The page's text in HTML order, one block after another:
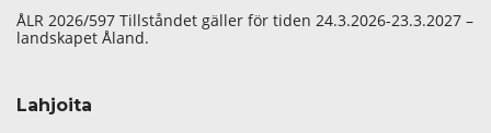
ÅLR 2026/597 Tillståndet gäller för tiden 24.3.2026-23.3.2027 –
landskapet Åland.
Lahjoita